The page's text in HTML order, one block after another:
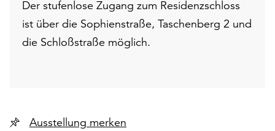
Der stufenlose Zugang zum Residenzschloss
ist über die Sophienstraße, Taschenberg 2 und
die Schloßstraße möglich.
Ausstellung merken